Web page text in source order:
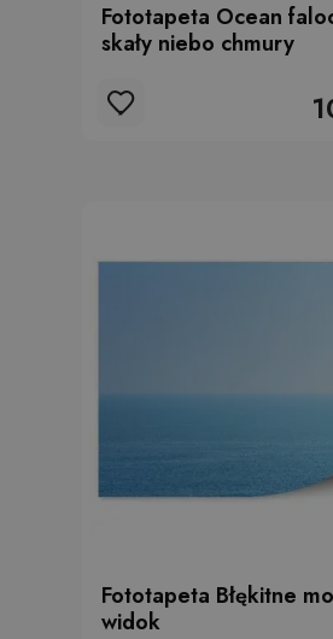
Fototapeta Ocean
skały niebo chmury
Fototapeta Błękitne
widok